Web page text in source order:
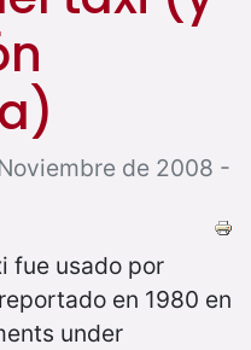
de 2008 -
fue usado por
en 1980 en
under